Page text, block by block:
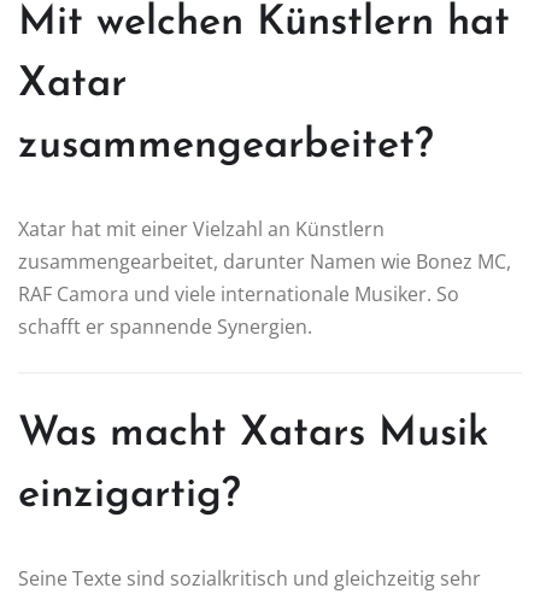
Mit welchen Künstlern hat
Xatar
zusammengearbeitet?
Xatar hat mit einer Vielzahl an Künstlern
zusammengearbeitet, darunter Namen wie Bonez MC,
RAF Camora und viele internationale Musiker. So
schafft er spannende Synergien.
Was macht Xatars Musik
einzigartig?
Seine Texte sind sozialkritisch und gleichzeitig sehr